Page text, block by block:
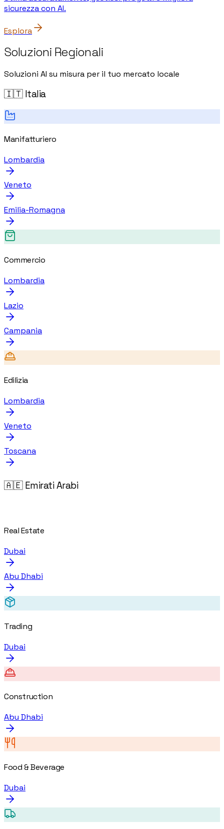
sicurezza con AI.
Esplora
Soluzioni Regionali
Soluzioni AI su misura per il tuo mercato locale
🇮🇹 Italia
Manifatturiero
Lombardia
Veneto
Emilia-Romagna
Commercio
Lombardia
Lazio
Campania
Edilizia
Lombardia
Veneto
Toscana
🇦🇪 Emirati Arabi
Real Estate
Dubai
Abu Dhabi
Trading
Dubai
Construction
Abu Dhabi
Food & Beverage
Dubai